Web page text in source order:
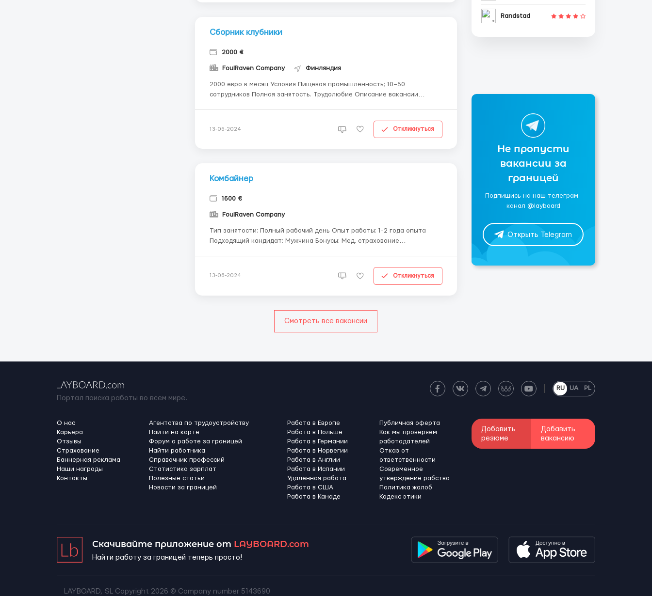
Сборник клубники
2000 €
FoulRaven Company Финляндия
2000 евро в месяц Условия Пищевая промышленность; 10–50
сотрудников Полная занятость. Трудолюбие Описание вакансии
официальную работу Жилье Оказываем пом...
13-06-2024 Откликнуться
Комбайнер
1600 €
FoulRaven Company
Тип занятости: Полный рабочий день Опыт работы: 1-2 года опыта
Подходящий кандидат: Мужчина Бонусы: Мед. страхование
💸 зарплата от 1600 евро ➕️дополнитель...
13-06-2024 Откликнуться
Смотреть все вакансии
Randstad
Не пропусти
вакансии за
границей
Подпишись на наш телеграм-
канал @layboard
Открыть Telegram
Портал поиска работы во всем мире.
RU UA PL
О нас
Карьера
Отзывы
Страхование
Баннерная реклама
Наши награды
Контакты
Агентства по трудоустройству
Найти на карте
Форум о работе за границей
Найти работника
Справочник профессий
Статистика зарплат
Полезные статьи
Новости за границей
Работа в Европе
Работа в Польше
Работа в Германии
Работа в Норвегии
Работа в Англии
Работа в Испании
Удаленная работа
Работа в США
Работа в Канадe
Публичная оферта
Как мы проверяем
работодателей
Отказ от
ответственности
Современное
утверждение рабства
Политика жалоб
Кодекс этики
Добавить
резюме
Добавить
вакансию
Скачивайте приложение от LAYBOARD.com
Найти работу за границей теперь просто!
LAYBOARD, SL Copyright 2026 © Company number 5143690